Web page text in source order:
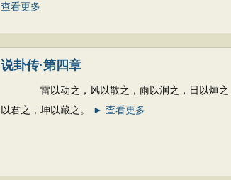
查看更多
说卦传·第四章
雷以动之，风以散之，雨以润之，日以烜之
以君之，坤以藏之。
► 查看更多